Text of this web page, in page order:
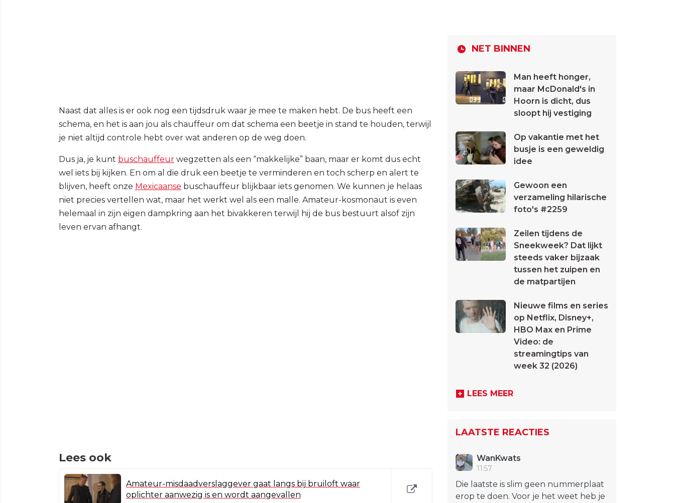
Naast dat alles is er ook nog een tijdsdruk waar je mee te maken hebt. De bus heeft een
schema, en het is aan jou als chauffeur om dat schema een beetje in stand te houden, terwijl
je niet altijd controle hebt over wat anderen op de weg doen.
Dus ja, je kunt buschauffeur wegzetten als een “makkelijke” baan, maar er komt dus echt
wel iets bij kijken. En om al die druk een beetje te verminderen en toch scherp en alert te
blijven, heeft onze Mexicaanse buschauffeur blijkbaar iets genomen. We kunnen je helaas
niet precies vertellen wat, maar het werkt wel als een malle. Amateur-kosmonaut is even
helemaal in zijn eigen dampkring aan het bivakkeren terwijl hij de bus bestuurt alsof zijn
leven ervan afhangt.
Lees ook
Amateur-misdaadverslaggever gaat langs bij bruiloft waar
oplichter aanwezig is en wordt aangevallen
NET BINNEN
Man heeft honger,
maar McDonald's in
Hoorn is dicht, dus
sloopt hij vestiging
Op vakantie met het
busje is een geweldig
idee
Gewoon een
verzameling hilarische
foto's #2259
Zeilen tijdens de
Sneekweek? Dat lijkt
steeds vaker bijzaak
tussen het zuipen en
de matpartijen
Nieuwe films en series
op Netflix, Disney+,
HBO Max en Prime
Video: de
streamingtips van
week 32 (2026)
LEES MEER
LAATSTE REACTIES
WanKwats
11:57
Die laatste is slim geen nummerplaat
erop te doen. Voor je het weet heb je